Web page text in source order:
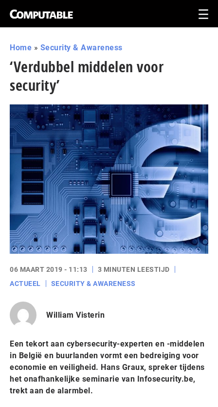
Home » Security & Awareness
‘Verdubbel middelen voor
security’
06 MAART 2019 - 11:13
3 MINUTEN LEESTIJD
ACTUEEL
SECURITY & AWARENESS
William Visterin
Een tekort aan cybersecurity-experten en -middelen
in België en buurlanden vormt een bedreiging voor
economie en veiligheid. Hans Graux, spreker tijdens
het onafhankelijke seminarie van Infosecurity.be,
trekt aan de alarmbel.